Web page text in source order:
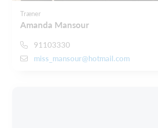
Træner
Amanda Mansour
91103330
miss_mansour@hotmail.com